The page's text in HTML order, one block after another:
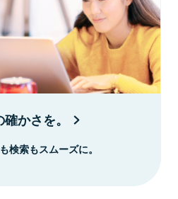
かさを。
検索もスムーズに。